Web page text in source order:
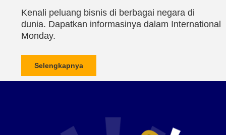
Kenali peluang bisnis di berbagai negara di
dunia. Dapatkan informasinya dalam International
Monday.
Selengkapnya